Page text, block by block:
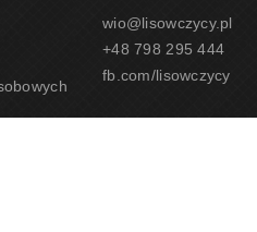
wio@lisowczycy.pl
+48 798 295 444
fb.com/lisowczycy